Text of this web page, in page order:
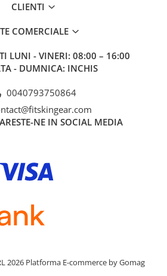
CLIENTI
COMERCIALE
LUNI - VINERI: 08:00 – 16:00
- DUMNICA: INCHIS
0040793750864
NE IN SOCIAL MEDIA
2026 Platforma E-commerce by Gomag